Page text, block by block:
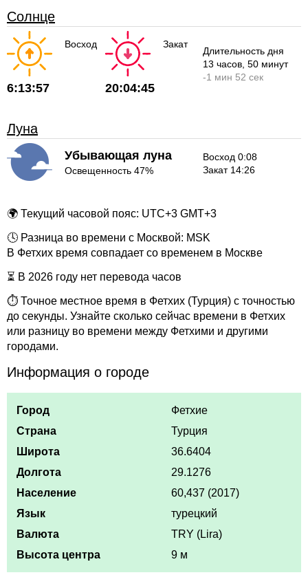
Солнце
Восход
6:13:57
Закат
20:04:45
Длительность дня
13 часов , 50 минут
-1 мин 52 сек
Луна
Убывающая луна
Освещенность 47%
Восход 0:08
Закат 14:26
🌍 Текущий часовой пояс: UTC+3 GMT+3
🕓 Разница во времени с Москвой: MSK
В Фетхих время совпадает со временем в Москве
⏳ В 2026 году нет перевода часов
⏱ Точное местное время в Фетхих (Турция) с точностью
до секунды. Узнайте сколько сейчас времени в Фетхих
или разницу во времени между Фетхими и другими
городами.
Информация о городе
Город
Фетхие
Страна
Турция
Широта
36.6404
Долгота
29.1276
Население
60,437 (2017)
Язык
турецкий
Валюта
TRY (Lira)
Высота центра
9 м